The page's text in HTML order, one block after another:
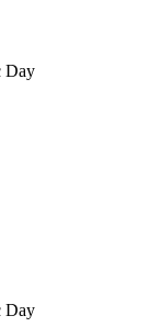
Day
Day